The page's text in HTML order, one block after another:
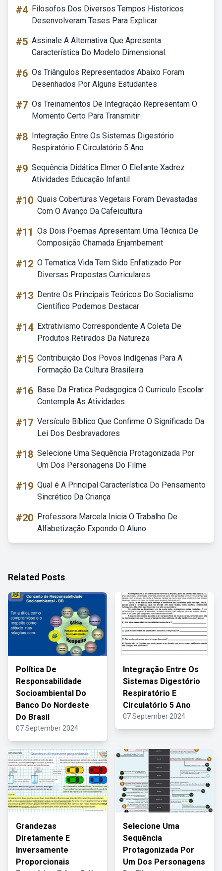
#4 Filosofos Dos Diversos Tempos Historicos
Desenvolveram Teses Para Explicar
#5 Assinale A Alternativa Que Apresenta
Característica Do Modelo Dimensional.
#6 Os Triângulos Representados Abaixo Foram
Desenhados Por Alguns Estudantes
#7 Os Treinamentos De Integração Representam O
Momento Certo Para Transmitir
#8 Integração Entre Os Sistemas Digestório
Respiratório E Circulatório 5 Ano
#9 Sequência Didática Elmer O Elefante Xadrez
Atividades Educação Infantil
#10 Quais Coberturas Vegetais Foram Devastadas
Com O Avanço Da Cafeicultura
#11 Os Dois Poemas Apresentam Uma Técnica De
Composição Chamada Enjambement
#12 O Tematica Vida Tem Sido Enfatizado Por
Diversas Propostas Curriculares
#13 Dentre Os Principais Teóricos Do Socialismo
Científico Podemos Destacar
#14 Extrativismo Correspondente A Coleta De
Produtos Retirados Da Natureza
#15 Contribuição Dos Povos Indígenas Para A
Formação Da Cultura Brasileira
#16 Base Da Pratica Pedagogica O Curriculo Escolar
Contempla As Atividades
#17 Versículo Bíblico Que Confirme O Significado Da
Lei Dos Desbravadores
#18 Selecione Uma Sequência Protagonizada Por
Um Dos Personagens Do Filme
#19 Qual é A Principal Característica Do Pensamento
Sincrético Da Criança
#20 Professora Marcela Inicia O Trabalho De
Alfabetização Expondo O Aluno
Related Posts
Política De
Responsabilidade
Socioambiental Do
Banco Do Nordeste
Do Brasil
07 September 2024
Integração Entre Os
Sistemas Digestório
Respiratório E
Circulatório 5 Ano
07 September 2024
Grandezas
Diretamente E
Inversamente
Proporcionais
Selecione Uma
Sequência
Protagonizada Por
Um Dos Personagens